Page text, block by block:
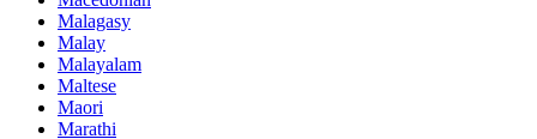
Malagasy
Malay
Malayalam
Maltese
Maori
Marathi